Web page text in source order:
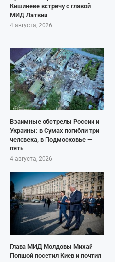
Кишиневе встречу с главой
МИД Латвии
4 августа, 2026
Взаимные обстрелы России и
Украины: в Сумах погибли три
человека, в Подмосковье —
пять
4 августа, 2026
Глава МИД Молдовы Михай
Попшой посетил Киев и почтил